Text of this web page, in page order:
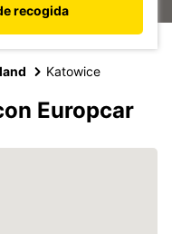
recogida
Katowice
Europcar